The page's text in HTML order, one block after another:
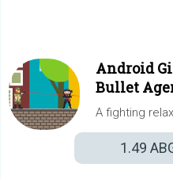
Android
Bullet
A fighting
1.49